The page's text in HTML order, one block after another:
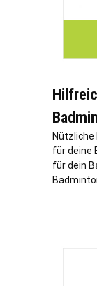
Nützliche
für deine
für dein